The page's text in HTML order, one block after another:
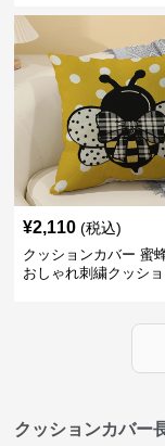
¥2,110 (税込)
クッションカバー 蜜
おしゃれ刺繍クッシ
クッションカバー